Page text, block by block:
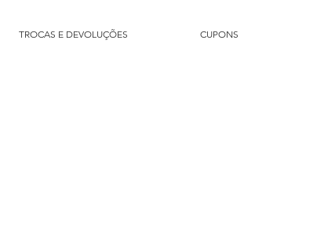
TROCAS E DEVOLUÇÕES CUPONS